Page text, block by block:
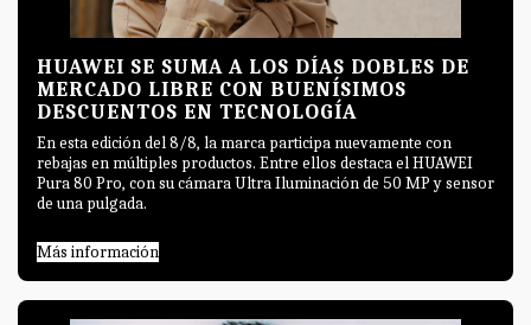
HUAWEI SE SUMA A LOS DÍAS DOBLES DE
MERCADO LIBRE CON BUENÍSIMOS
DESCUENTOS EN TECNOLOGÍA
En esta edición del 8/8, la marca participa nuevamente con
rebajas en múltiples productos. Entre ellos destaca el HUAWEI
Pura 80 Pro, con su cámara Ultra Iluminación de 50 MP y sensor
de una pulgada.
Más información